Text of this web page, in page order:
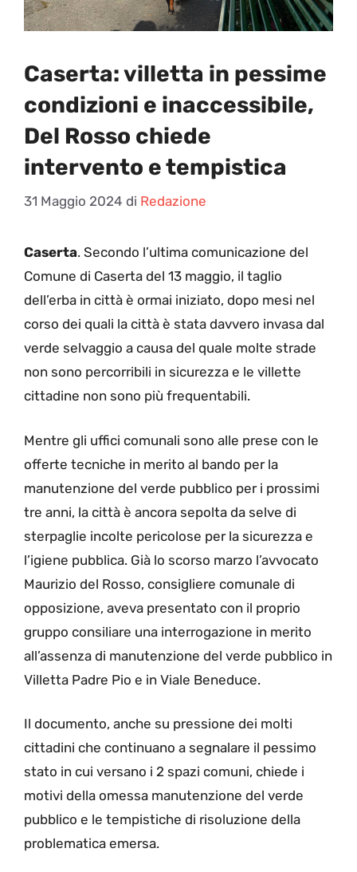
Caserta: villetta in pessime
condizioni e inaccessibile,
Del Rosso chiede
intervento e tempistica
31 Maggio 2024 di Redazione
Caserta. Secondo l’ultima comunicazione del
Comune di Caserta del 13 maggio, il taglio
dell’erba in città è ormai iniziato, dopo mesi nel
corso dei quali la città è stata davvero invasa dal
verde selvaggio a causa del quale molte strade
non sono percorribili in sicurezza e le villette
cittadine non sono più frequentabili.
Mentre gli uffici comunali sono alle prese con le
offerte tecniche in merito al bando per la
manutenzione del verde pubblico per i prossimi
tre anni, la città è ancora sepolta da selve di
sterpaglie incolte pericolose per la sicurezza e
l’igiene pubblica. Già lo scorso marzo l’avvocato
Maurizio del Rosso, consigliere comunale di
opposizione, aveva presentato con il proprio
gruppo consiliare una interrogazione in merito
all’assenza di manutenzione del verde pubblico in
Villetta Padre Pio e in Viale Beneduce.
Il documento, anche su pressione dei molti
cittadini che continuano a segnalare il pessimo
stato in cui versano i 2 spazi comuni, chiede i
motivi della omessa manutenzione del verde
pubblico e le tempistiche di risoluzione della
problematica emersa.